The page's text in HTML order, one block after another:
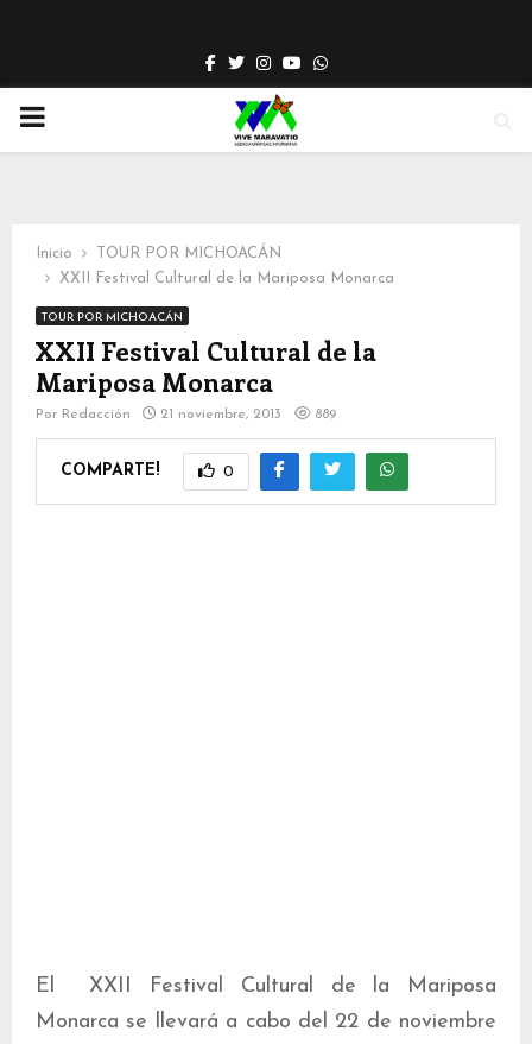
Facebook
TwitterInstagram
YoutubeWhatsapp
PRIMARY
Inicio
TOUR POR MICHOACÁN
XXII Festival Cultural de la Mariposa Monarca
TOUR POR MICHOACÁN
XXII Festival Cultural de la
Mariposa Monarca
Por Redacción 21 noviembre, 2013 889
COMPARTE! 0
El XXII Festival Cultural de la Mariposa
Monarca se llevará a cabo del 22 de noviembre